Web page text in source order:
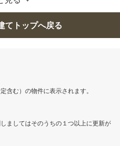
日野市
東久留米市
てトップへ戻る
含む）の物件に表示されます。
ましてはそのうちの１つ以上に更新が